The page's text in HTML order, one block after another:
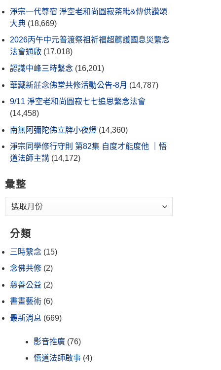
淨宗一代尊宿 淨空老和尚圓寂荼毗&傳供讚頌
大典 (18,669)
2026丙午中元普渡祭祖祈福超薦護國息災繫念
法會通啟 (17,018)
認識中峰三時繫念 (16,201)
華藏新莊念佛堂共修活動公告-8月 (14,787)
9/11 淨空老和尚圓寂七七追思繫念法會
(14,458)
南無阿彌陀佛立牌小夜燈 (14,360)
淨宗同學修行守則 第82集 自度才能度他 ｜悟
道法師主講 (14,172)
彙整
分類
三時繫念 (15)
念佛共修 (2)
慈善公益 (2)
書畫藝術 (6)
最新消息 (669)
影音推廣 (76)
悟道法師啟事 (4)